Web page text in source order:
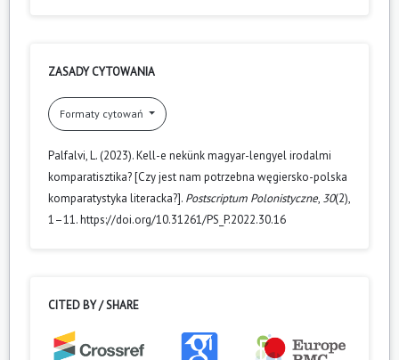
ZASADY CYTOWANIA
Formaty cytowań
Palfalvi, L. (2023). Kell-e nekünk magyar-lengyel irodalmi
komparatisztika? [Czy jest nam potrzebna węgiersko-polska
komparatystyka literacka?]. Postscriptum Polonistyczne, 30(2),
1–11. https://doi.org/10.31261/PS_P.2022.30.16
CITED BY / SHARE